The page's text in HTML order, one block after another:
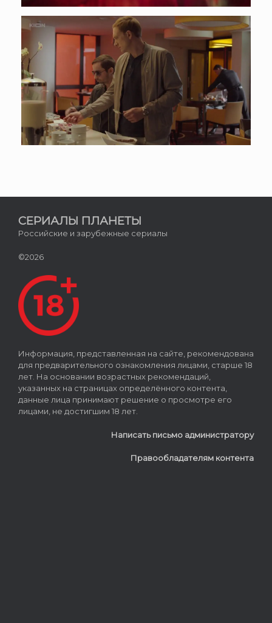
СЕРИАЛЫ ПЛАНЕТЫ
Российские и зарубежные сериалы
©2026
Информация, представленная на сайте, рекомендована
для предварительного ознакомления лицами, старше 18
лет. На основании возрастных рекомендаций,
указанных на страницах определённого контента,
данные лица принимают решение о просмотре его
лицами, не достигшим 18 лет.
Написать письмо администратору
Правообладателям контента